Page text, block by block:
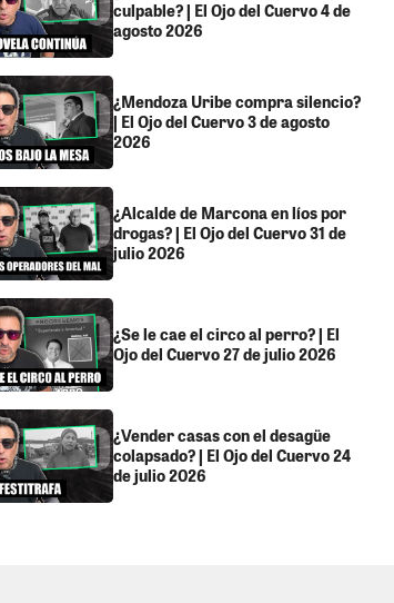
culpable? | El Ojo del Cuervo 4 de
agosto 2026
¿Mendoza Uribe compra silencio?
| El Ojo del Cuervo 3 de agosto
2026
¿Alcalde de Marcona en líos por
drogas? | El Ojo del Cuervo 31 de
julio 2026
¿Se le cae el circo al perro? | El
Ojo del Cuervo 27 de julio 2026
¿Vender casas con el desagüe
colapsado? | El Ojo del Cuervo 24
de julio 2026